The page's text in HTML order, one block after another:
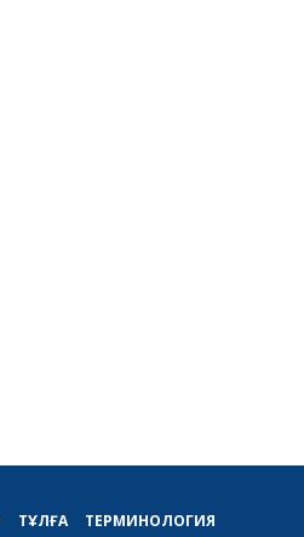
ТҰЛҒА ТЕРМИНОЛОГИЯ